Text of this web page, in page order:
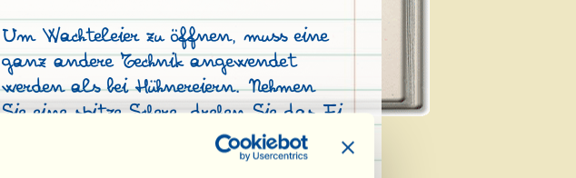
Um Wachteleier zu öffnen, muss eine
ganz andere Technik angewendet
werden als bei Hühnereiern. Nehmen
Sie eine spitze Schere, drehen Sie das Ei
mit dem breiteren Teil nach oben und
klopfen Sie sacht mit der flachen Seite